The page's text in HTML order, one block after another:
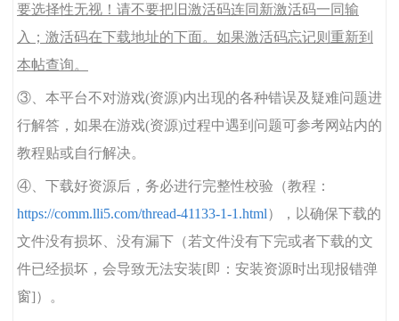
要选择性无视！请不要把旧激活码连同新激活码一同输
入；激活码在下载地址的下面。如果激活码忘记则重新到
本帖查询。
③、本平台不对游戏(资源)内出现的各种错误及疑难问题进
行解答，如果在游戏(资源)过程中遇到问题可参考网站内的
教程贴或自行解决。
④、下载好资源后，务必进行完整性校验（教程：
https://comm.lli5.com/thread-41133-1-1.html），以确保下载的
文件没有损坏、没有漏下（若文件没有下完或者下载的文
件已经损坏，会导致无法安装[即：安装资源时出现报错弹
窗]）。